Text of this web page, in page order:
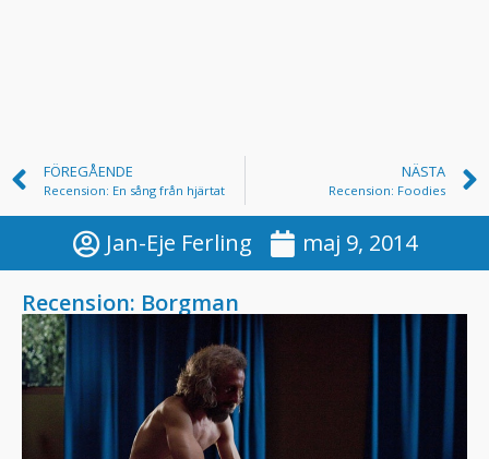
FÖREGÅENDE
Recension: En sång från hjärtat
NÄSTA
Recension: Foodies
Jan-Eje Ferling maj 9, 2014
Recension: Borgman